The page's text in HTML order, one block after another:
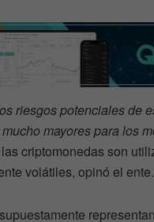
riesgos potenciales de
mayores para los
criptomonedas son
volátiles, opinó el ente.